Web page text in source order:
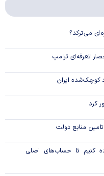
می‌ترکد؟
تعرفه‌ای ترامپ
کوچک‌شده ایران
منابع دولت
کنیم تا حساب‌های اصلی